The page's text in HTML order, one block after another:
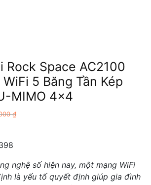
Rock Space AC2100
WiFi 5 Băng Tần Kép
MIMO 4×4
₫
nghệ số hiện nay, một mạng WiFi
là yếu tố quyết định giúp gia đình